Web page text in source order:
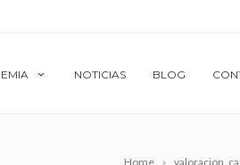
NOTICIAS BLOG
Home